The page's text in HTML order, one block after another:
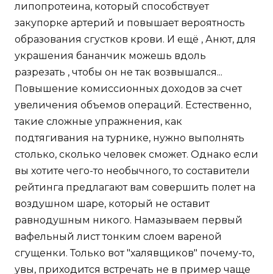
липопротеина, который способствует
закупорке артерий и повышает вероятность
образования сгустков крови. И ещё , Анют, для
украшения бананчик можешь вдоль
разрезать , чтобы он не так возвышался...
Повышение комиссионных доходов за счет
увеличения объемов операций. Естественно,
такие сложные упражнения, как
подтягивания на турнике, нужно выполнять
столько, сколько человек сможет. Однако если
вы хотите чего-то необычного, то составители
рейтинга предлагают вам совершить полет на
воздушном шаре, который не оставит
равнодушным никого. Намазываем первый
вафельный лист тонким слоем вареной
сгущенки. Только вот "халявщиков" почему-то,
увы, приходится встречать не в пример чаще